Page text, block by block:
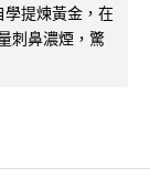
提煉黃金，在
刺鼻濃煙，驚